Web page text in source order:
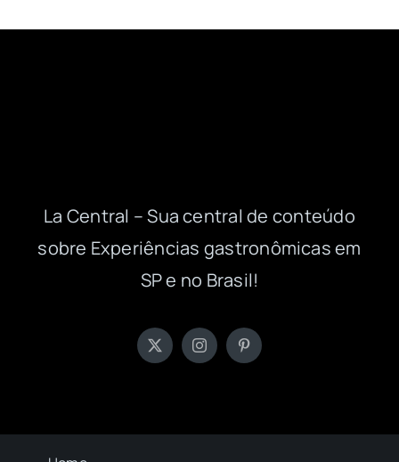
La Central – Sua central de conteúdo
sobre Experiências gastronômicas em
SP e no Brasil!